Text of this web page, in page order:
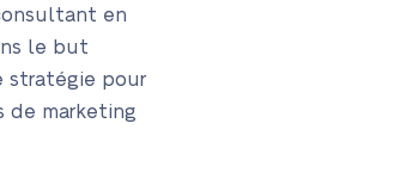
en
le but
stratégie pour
de marketing